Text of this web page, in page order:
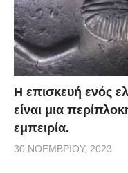
Η επισκευή ενός
είναι μια
εμπειρία.
30 ΝΟΕΜΒΡΊΟΥ, 2023